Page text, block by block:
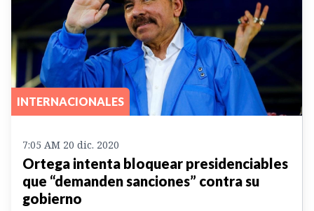
INTERNACIONALES
7:05 AM 20 dic. 2020
Ortega intenta bloquear presidenciables
que “demanden sanciones” contra su
gobierno